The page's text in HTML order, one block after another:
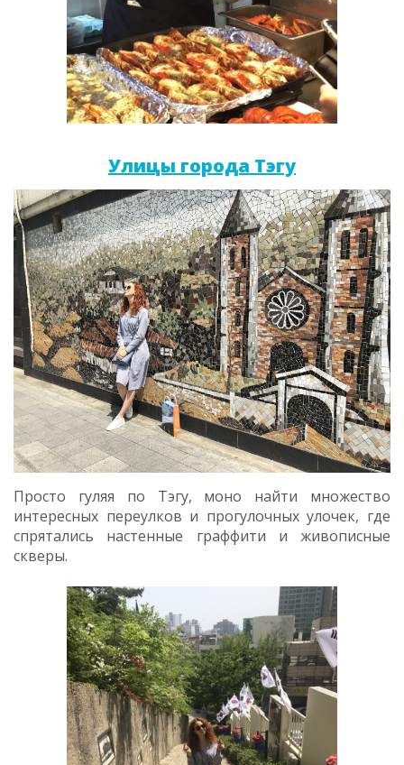
Улицы города Тэгу
Просто гуляя по Тэгу, моно найти множество
интересных переулков и прогулочных улочек, где
спрятались настенные граффити и живописные
скверы.